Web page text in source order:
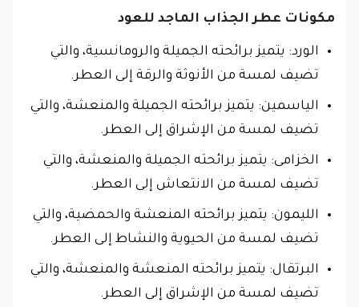
مكونات عطر الجذاب الماجد للعود
الورد: يتميز برائحته الجميلة والرومانسية، والتي
تضيف لمسة من الأنوثة والرقة إلى العطر.
الياسمين: يتميز برائحته الجميلة والمنعشة، والتي
تضيف لمسة من الإشراق إلى العطر.
الخزامى: يتميز برائحته الجميلة والمنعشة، والتي
تضيف لمسة من الانتعاش إلى العطر.
الليمون: يتميز برائحته المنعشة والحمضية، والتي
تضيف لمسة من الحيوية والنشاط إلى العطر.
البرتقال: يتميز برائحته المنعشة والمنعشة، والتي
تضيف لمسة من الإشراق إلى العطر.